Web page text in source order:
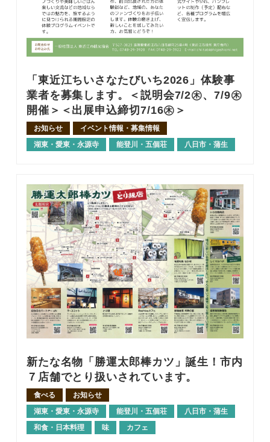
「東近江ちいさなたびいち2026」体験事
業者を募集します。＜説明会7/2㊍、7/9㊍
開催＞＜出展申込締切7/16㊍＞
お知らせ
イベント情報・募集情報
湖東・愛東・永源寺
能登川・五個荘 八日市・蒲生
新たな名物「勝運太郎棒カツ」誕生！市内
７店舗でとり扱いされています。
食べる
お知らせ
湖東・愛東・永源寺
能登川・五個荘
八日市・蒲生
和食・日本料理
味 カフェ